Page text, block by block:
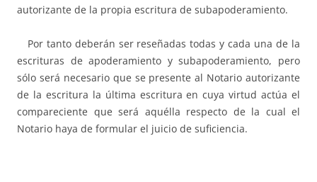
autorizante de la propia escritura de subapoderamiento.
Por tanto deberán ser reseñadas todas y cada una de la
escrituras de apoderamiento y subapoderamiento, pero
sólo será necesario que se presente al Notario autorizante
de la escritura la última escritura en cuya virtud actúa el
compareciente que será aquélla respecto de la cual el
Notario haya de formular el juicio de suficiencia.